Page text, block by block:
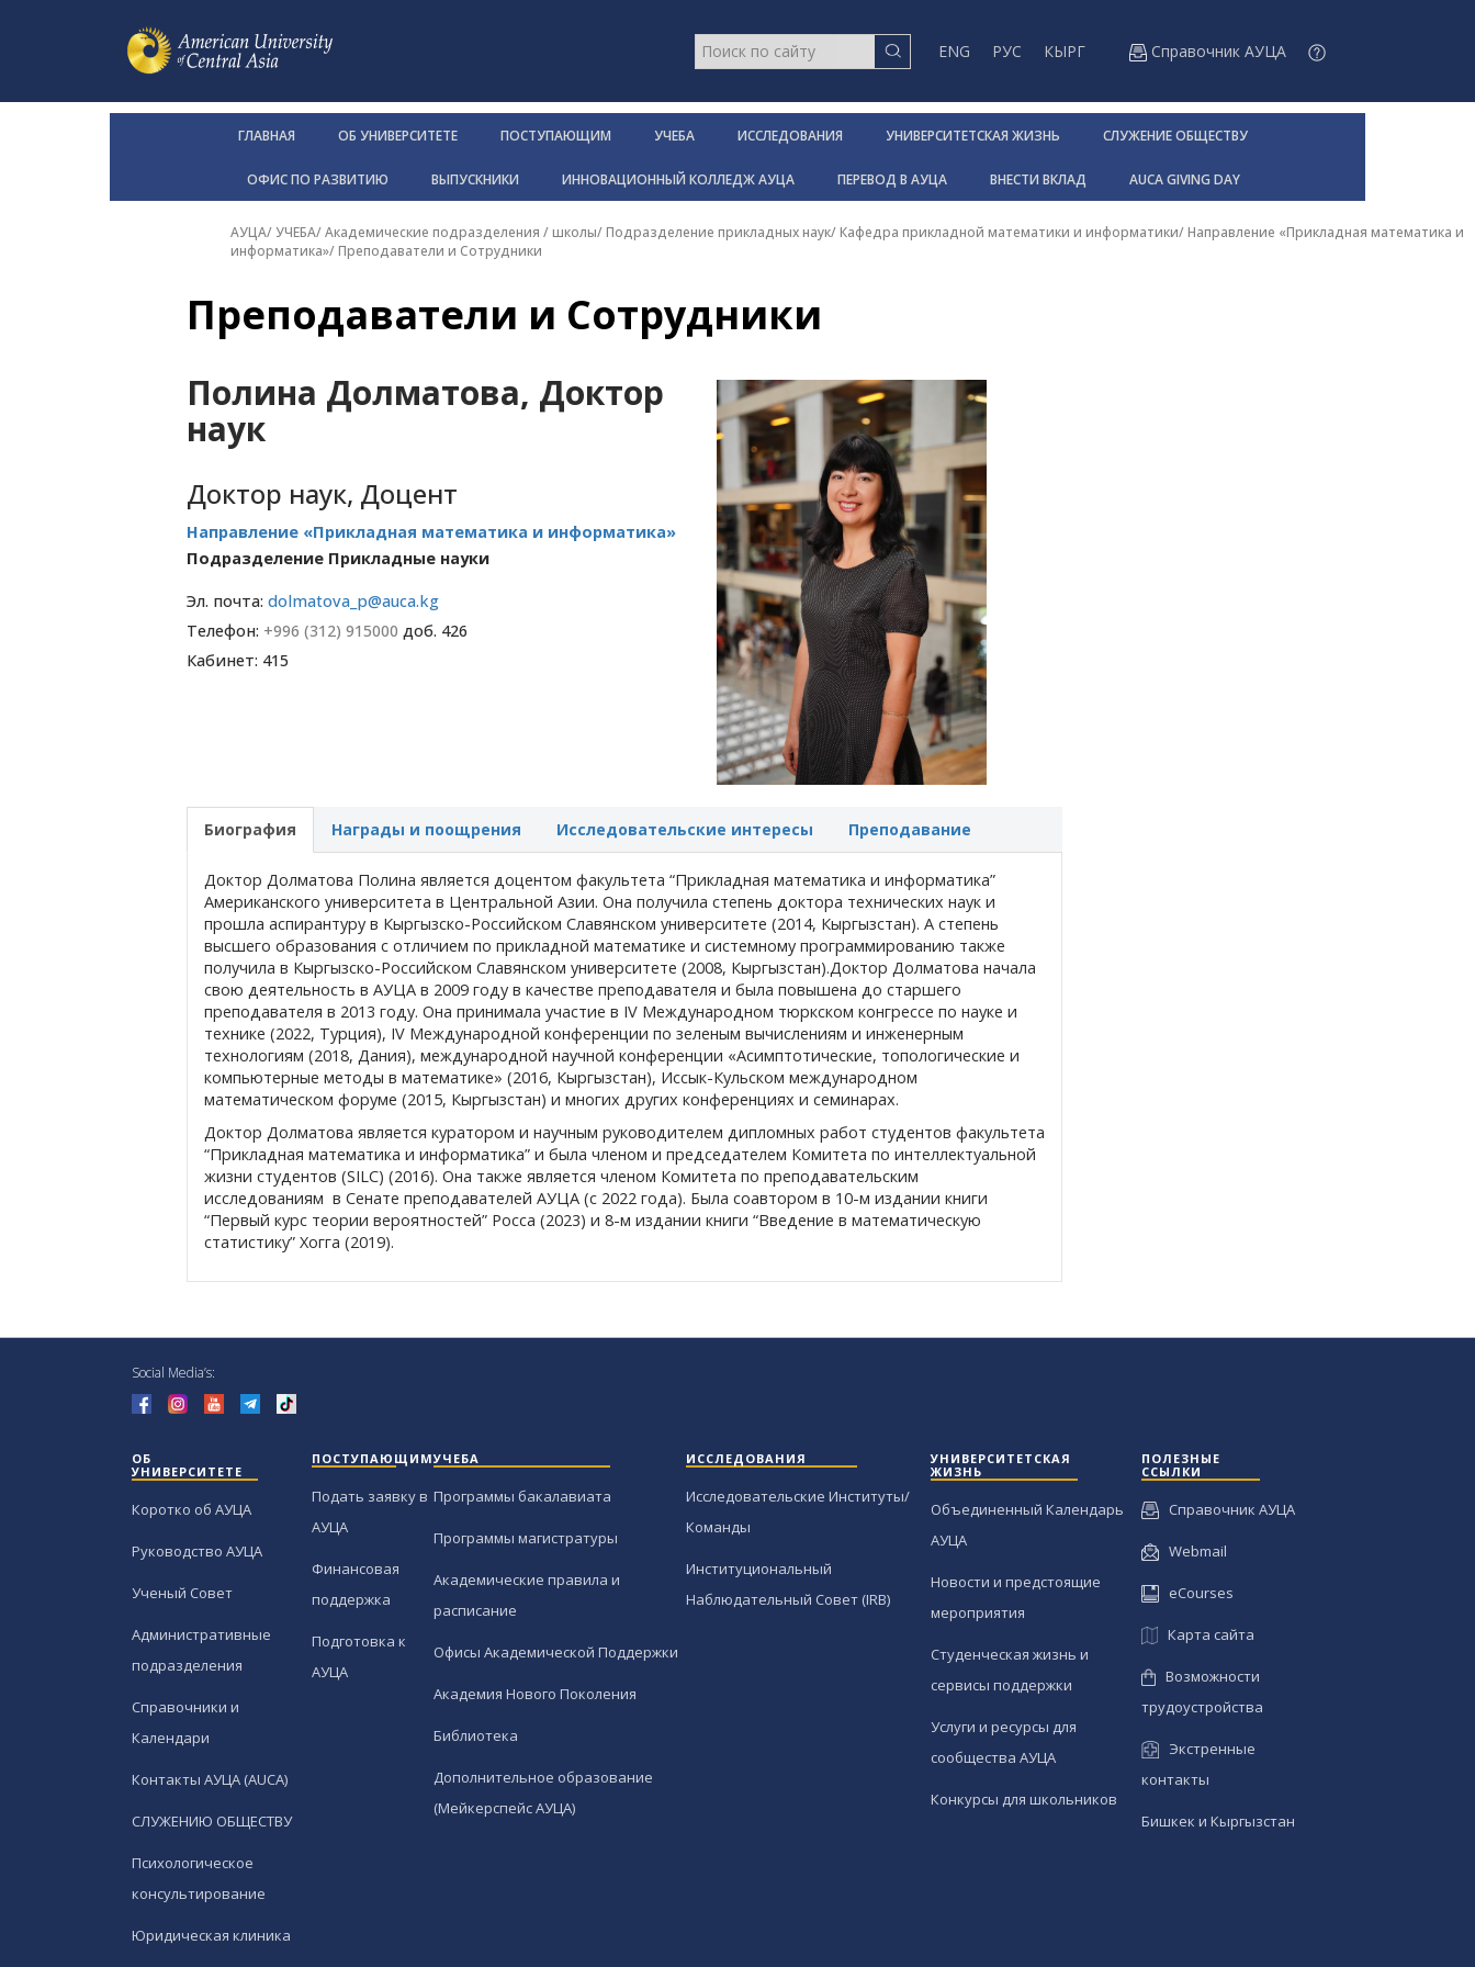
ENG РУС КЫРГ Справочник АУЦА
ГЛАВНАЯ ОБ УНИВЕРСИТЕТЕ ПОСТУПАЮЩИМ УЧЕБА ИССЛЕДОВАНИЯ УНИВЕРСИТЕТСКАЯ ЖИЗНЬ СЛУЖЕНИЕ ОБЩЕСТВУ
ОФИС ПО РАЗВИТИЮ ВЫПУСКНИКИ ИННОВАЦИОННЫЙ КОЛЛЕДЖ АУЦА ПЕРЕВОД В АУЦА ВНЕСТИ ВКЛАД AUCA GIVING DAY
АУЦА/ УЧЕБА/Академические подразделения / школы/Подразделение прикладных наук/Кафедра прикладной математики и информатики/Направление «Прикладная математика и
информатика»/Преподаватели и Сотрудники
Преподаватели и Сотрудники
Полина Долматова, Доктор
наук
Доктор наук, Доцент
Направление «Прикладная математика и информатика»
Подразделение Прикладные науки
Эл. почта: dolmatova_p@auca.kg
Телефон: +996 (312) 915000 доб. 426
Кабинет: 415
Биография Награды и поощрения Исследовательские интересы Преподавание
Доктор Долматова Полина является доцентом факультета “Прикладная математика и информатика”
Американского университета в Центральной Азии. Она получила степень доктора технических наук и
прошла аспирантуру в Кыргызско-Российском Славянском университете (2014, Кыргызстан). А степень
высшего образования с отличием по прикладной математике и системному программированию также
получила в Кыргызско-Российском Славянском университете (2008, Кыргызстан).Доктор Долматова начала
свою деятельность в АУЦА в 2009 году в качестве преподавателя и была повышена до старшего
преподавателя в 2013 году. Она принимала участие в IV Международном тюркском конгрессе по науке и
технике (2022, Турция), IV Международной конференции по зеленым вычислениям и инженерным
технологиям (2018, Дания), международной научной конференции «Асимптотические, топологические и
компьютерные методы в математике» (2016, Кыргызстан), Иссык-Кульском международном
математическом форуме (2015, Кыргызстан) и многих других конференциях и семинарах.
Доктор Долматова является куратором и научным руководителем дипломных работ студентов факультета
“Прикладная математика и информатика” и была членом и председателем Комитета по интеллектуальной
жизни студентов (SILC) (2016). Она также является членом Комитета по преподавательским
исследованиям в Сенате преподавателей АУЦА (с 2022 года). Была соавтором в 10-м издании книги
“Первый курс теории вероятностей” Росса (2023) и 8-м издании книги “Введение в математическую
статистику” Хогга (2019).
Social Media’s:
ОБ
УНИВЕРСИТЕТЕ
Коротко об АУЦА
Руководство АУЦА
Ученый Совет
Административные
подразделения
Справочники и
Календари
Контакты АУЦА (AUCA)
СЛУЖЕНИЮ ОБЩЕСТВУ
Психологическое
консультирование
Юридическая клиника
ПОСТУПАЮЩИМ
Подать заявку в
АУЦА
Финансовая
поддержка
Подготовка к
АУЦА
УЧЕБА
Программы бакалавиата
Программы магистратуры
Академические правила и
расписание
Офисы Академической Поддержки
Академия Нового Поколения
Библиотека
Дополнительное образование
(Мейкерспейс АУЦА)
ИССЛЕДОВАНИЯ
Исследовательские Институты/
Команды
Институциональный
Наблюдательный Совет (IRB)
УНИВЕРСИТЕТСКАЯ
ЖИЗНЬ
Объединенный Календарь
АУЦА
Новости и предстоящие
мероприятия
Студенческая жизнь и
сервисы поддержки
Услуги и ресурсы для
сообщества АУЦА
Конкурсы для школьников
ПОЛЕЗНЫЕ
ССЫЛКИ
Справочник АУЦА
Webmail
eCourses
Карта сайта
Возможности
трудоустройства
Экстренные
контакты
Бишкек и Кыргызстан